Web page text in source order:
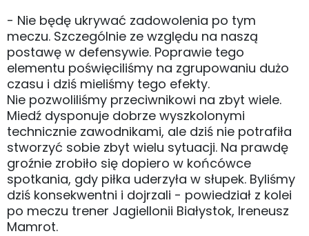
- Nie będę ukrywać zadowolenia po tym
meczu. Szczególnie ze względu na naszą
postawę w defensywie. Poprawie tego
elementu poświęciliśmy na zgrupowaniu dużo
czasu i dziś mieliśmy tego efekty.
Nie pozwoliliśmy przeciwnikowi na zbyt wiele.
Miedź dysponuje dobrze wyszkolonymi
technicznie zawodnikami, ale dziś nie potrafiła
stworzyć sobie zbyt wielu sytuacji. Na prawdę
groźnie zrobiło się dopiero w końcówce
spotkania, gdy piłka uderzyła w słupek. Byliśmy
dziś konsekwentni i dojrzali - powiedział z kolei
po meczu trener Jagiellonii Białystok, Ireneusz
Mamrot.